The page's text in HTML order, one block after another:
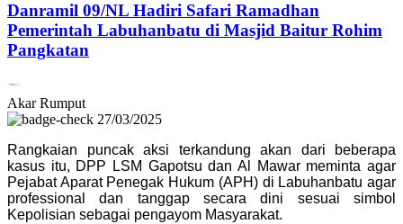
Danramil 09/NL Hadiri Safari Ramadhan
Pemerintah Labuhanbatu di Masjid Baitur Rohim
Pangkatan
Akar Rumput
27/03/2025
Rangkaian puncak aksi terkandung akan dari beberapa
kasus itu, DPP LSM Gapotsu dan Al Mawar meminta agar
Pejabat Aparat Penegak Hukum (APH) di Labuhanbatu agar
professional dan tanggap secara dini sesuai simbol
Kepolisian sebagai pengayom Masyarakat.